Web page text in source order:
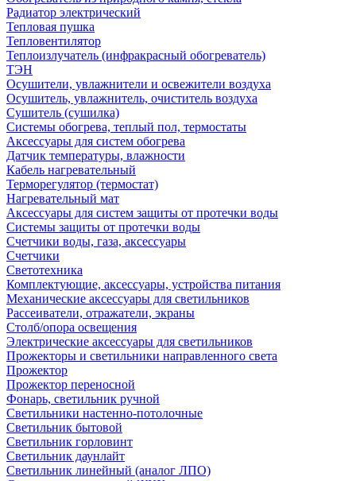
Радиатор электрический
Тепловая пушка
Тепловентилятор
Теплоизлучатель (инфракрасный обогреватель)
ТЭН
Осушители, увлажнители и освежители воздуха
Осушитель, увлажнитель, очиститель воздуха
Сушитель (сушилка)
Системы обогрева, теплый пол, термостаты
Аксессуары для систем обогрева
Датчик температуры, влажности
Кабель нагревательный
Терморегулятор (термостат)
Нагревательный мат
Аксессуары для систем защиты от протечки воды
Системы защиты от протечки воды
Счетчики воды, газа, аксессуары
Счетчики
Светотехника
Комплектующие, аксессуары, устройства питания
Механические аксессуары для светильников
Рассеиватели, отражатели, экраны
Столб/опора освещения
Электрические аксессуары для светильников
Прожекторы и светильники направленного света
Прожектор
Прожектор переносной
Фонарь, светильник ручной
Светильники настенно-потолочные
Светильник бытовой
Светильник горловинт
Светильник даунлайт
Светильник линейный (аналог ЛПО)